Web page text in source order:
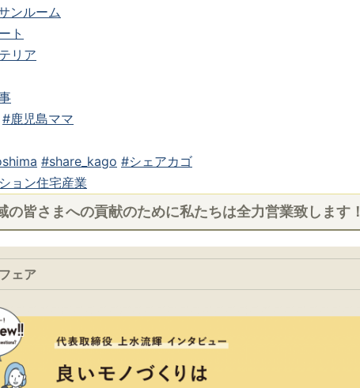
ンルーム
ト
リア
#鹿児島ママ
#share_kago #シェアカゴ
ョン住宅産業
の皆さまへの貢献のために私たちは全力営業致します！
ェア